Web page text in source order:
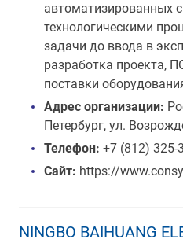
автоматизированных
технологическими
задачи до ввода в
разработка проекта,
поставки
Адрес организации:
Петербург, ул.
Телефон: +7 (812) 325-
Сайт: https://
NINGBO BAIHUANG